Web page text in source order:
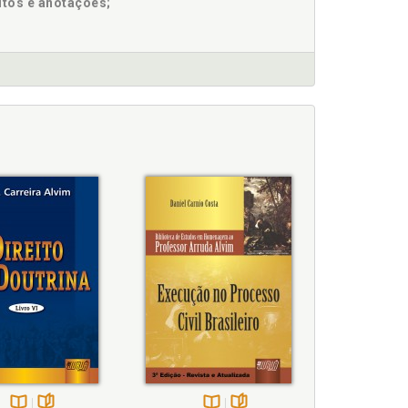
dos precedentes, p. 471
de Certeza com a Reforma do Processo, p. 495
certeza, p. 74
e anotações;